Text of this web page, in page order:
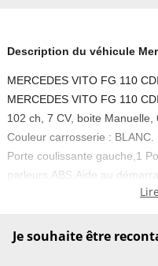
Description du véhicule
MERCEDES VITO FG 110
MERCEDES VITO FG 110
102 ch, 7 CV, boite
Couleur carrosserie : BLANC.
Porte coulissante gauche,1
parleurs,ABS,Aide au
passager,Allumage des
du moteur,Bacs de portes
Je souhaite être